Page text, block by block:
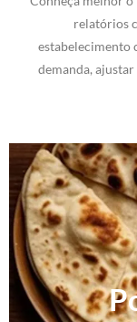
relatórios
estabelecimento
demanda,